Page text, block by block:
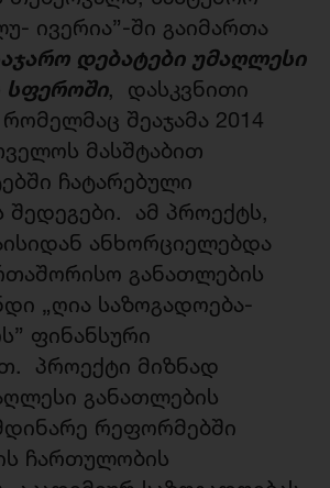
ივერია”-ში გაიმართა
დებატები უმაღლესი
სფეროში, დასკვნითი
შეაჯამა 2014
მასშტაბით
ჩატარებული
შედეგები. ამ პროექტს,
ანხორციელებდა
განათლების
„ღია საზოგადოება-
ფინანსური
პროექტი მიზნად
განათლების
რეფორმებში
ჩართულობის